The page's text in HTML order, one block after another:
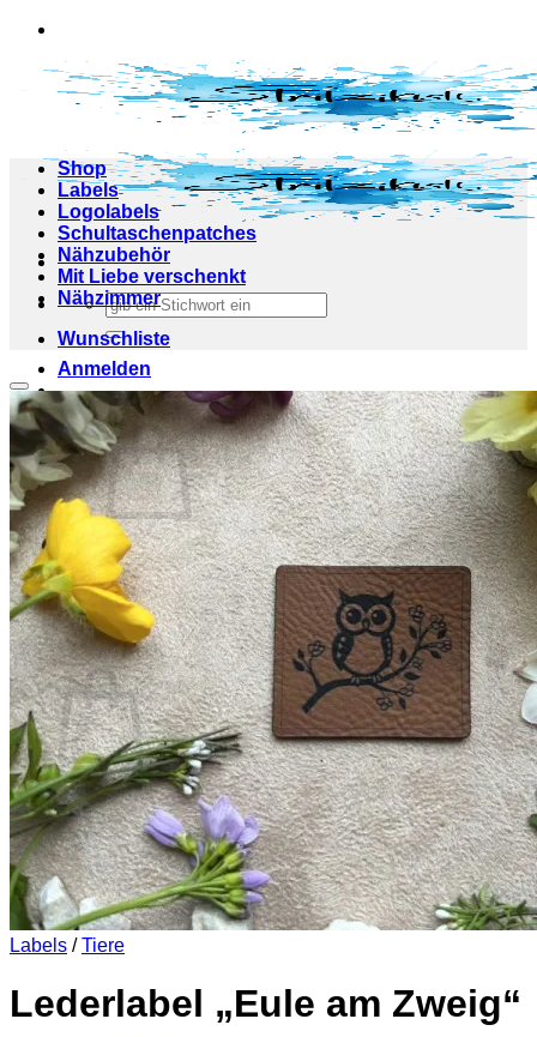
Zum
springen
Suchen
nach:
Anmelden
Warenkorb / 0,00€
Es befinden sich keine Produkte im Warenkorb.
Zurück zum Shop
0
Warenkorb
Es befinden sich keine Produkte im Warenkorb.
Zurück zum Shop
Shop
Labels
Logolabels
Schultaschenpatches
Nähzubehör
Mit Liebe verschenkt
Nähzimmer
Wunschliste
Add to wishlist
Labels / Tiere
Lederlabel „Eule am Zweig“